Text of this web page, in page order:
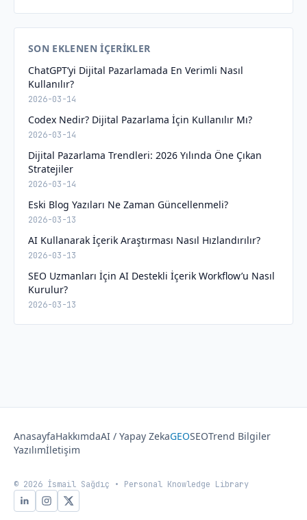
SON EKLENEN İÇERIKLER
ChatGPT’yi Dijital Pazarlamada En Verimli Nasıl
Kullanılır?
2026-03-14
Codex Nedir? Dijital Pazarlama İçin Kullanılır Mı?
2026-03-14
Dijital Pazarlama Trendleri: 2026 Yılında Öne Çıkan
Stratejiler
2026-03-14
Eski Blog Yazıları Ne Zaman Güncellenmeli?
2026-03-13
AI Kullanarak İçerik Araştırması Nasıl Hızlandırılır?
2026-03-13
SEO Uzmanları İçin AI Destekli İçerik Workflow’u Nasıl
Kurulur?
2026-03-13
AnasayfaHakkımdaAI / Yapay ZekaGEOSEOTrend Bilgiler
Yazılımİletişim
© 2026 İsmail Sağdıç • Personal Knowledge Library